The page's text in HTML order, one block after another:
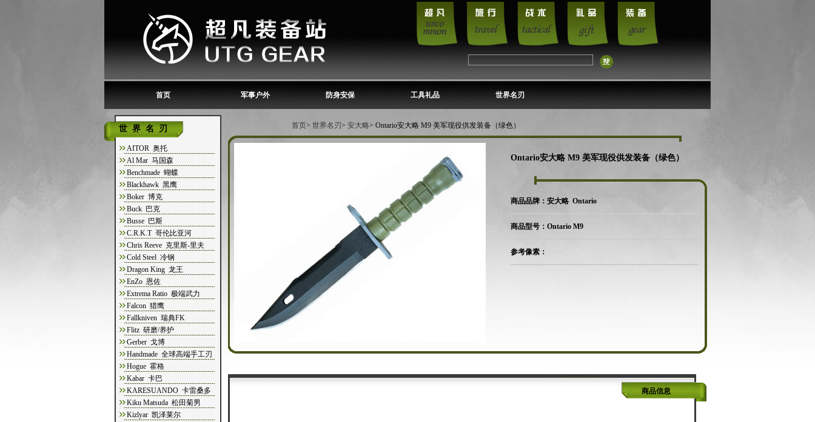
首页 军事户外 防身安保 工具礼品 世界名刃
世界名刃
AITOR 奥托
Al Mar 马国森
Benchmade 蝴蝶
Blackhawk 黑鹰
Boker 博克
Buck 巴克
Busse 巴斯
C.R.K.T 哥伦比亚河
Chris Reeve 克里斯-里夫
Cold Steel 冷钢
Dragon King 龙王
EnZo 恩佐
Extrema Ratio 极端武力
Falcon 猎鹰
Fallkniven 瑞典FK
Flitz 研磨/养护
Gerber 戈博
Handmade 全球高端手工刃
Hogue 霍格
Kabar 卡巴
KARESUANDO 卡雷桑多
Kiku Matsuda 松田菊男
Kizlyar 凯泽莱尔
首页> 世界名刃> 安大略> Ontario安大略 M9 美军现役供发装备（绿色）
Ontario安大略 M9 美军现役供发装备（绿色）
商品品牌：安大略 Ontario
商品型号：Ontario M9
参考像素：
商品信息